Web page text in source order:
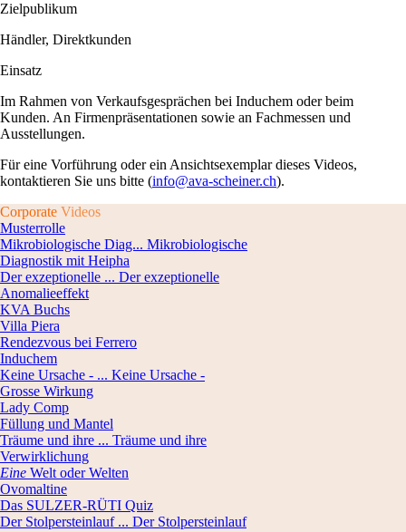
Zielpublikum
Händler, Direktkunden
Einsatz
Im Rahmen von Verkaufsgesprächen bei Induchem oder beim
Kunden. An Firmenpräsentationen sowie an Fachmessen und
Ausstellungen.
Für eine Vorführung oder ein Ansichtsexemplar dieses Videos,
kontaktieren Sie uns bitte (info@ava-scheiner.ch).
Corporate Videos
Musterrolle
Mikrobiologische Diag... Mikrobiologische
Diagnostik mit Heipha
Der exzeptionelle ... Der exzeptionelle
Anomalieeffekt
KVA Buchs
Villa Piera
Rendezvous bei Ferrero
Induchem
Keine Ursache - ... Keine Ursache -
Grosse Wirkung
Lady Comp
Füllung und Mantel
Träume und ihre ... Träume und ihre
Verwirklichung
Eine Welt oder Welten
Ovomaltine
Das SULZER-RÜTI Quiz
Der Stolpersteinlauf ... Der Stolpersteinlauf